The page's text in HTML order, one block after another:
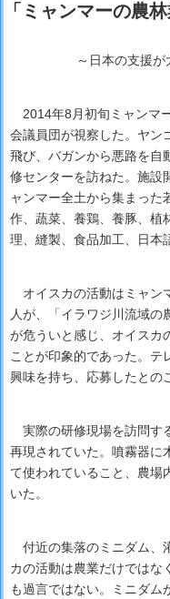
「ミャンマーの農
～日本の支援
2014年8月初旬ミャンマ
会議員団が視察した。ヤン
飛び、バガンから悪路を自
修センターを訪ねた。施設
ャンマー全土から集まった
作、蔬菜、養鶏、養豚、植
理、縫製、食品加工、日本
オイスカの活動はミャン
人が、「イラワジ川流域の
が危ういと感じ、オイスカ
ことが印象的であった。テ
興味を持ち、応募したとの
実際の研修現場を訪問す
再現されていた。噴霧器に
て使われていること、農場
いた。
付近の集落のミニダム、
カの活動は農業だけではな
も過言ではない。ミニダム